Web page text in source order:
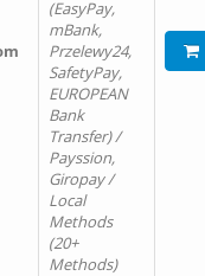
(EasyPay,
mBank,
Przelewy24,
SafetyPay,
EUROPEAN
Bank
Transfer) /
Payssion,
Giropay /
Local
Methods
(20+
Methods)